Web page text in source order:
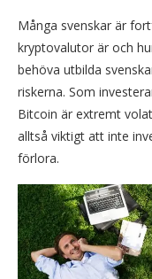
Många svenskar är
kryptovalutor är och
behöva utbilda
riskerna. Som
Bitcoin är extremt
alltså viktigt att inte
förlora.